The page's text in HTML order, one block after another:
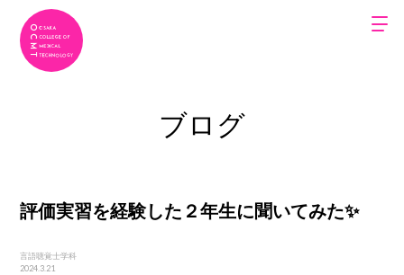
ブログ
評価実習を経験した２年生に聞いてみた✨
言語聴覚士学科
2024.3.21